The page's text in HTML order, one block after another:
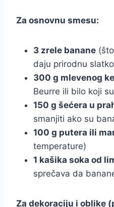
Za osnovnu smesu:
3 zrele banane
daju prirodnu
300 g mlevenog
Beurre ili bilo koji
150 g šećera u
smanjiti ako su
100 g putera ili
temperature)
1 kašika soka od
sprečava da
Za dekoraciju i oblike